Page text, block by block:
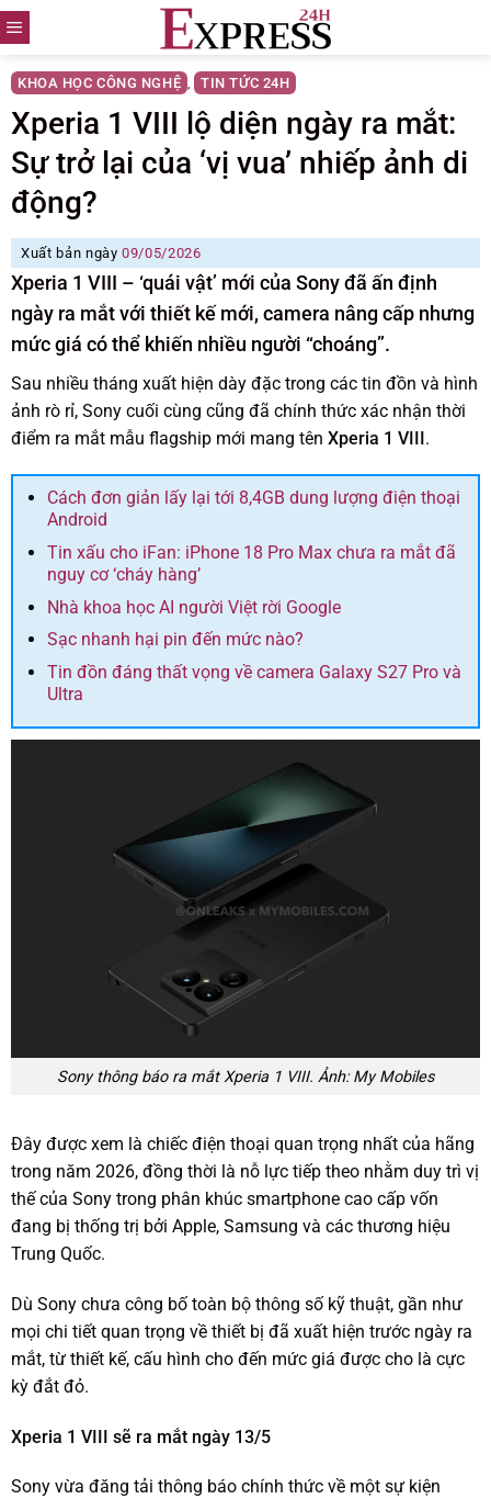
Skip
to
content
KHOA HỌC CÔNG NGHỆ , TIN TỨC 24H
Xperia 1 VIII lộ diện ngày ra mắt:
Sự trở lại của ‘vị vua’ nhiếp ảnh di
động?
Xuất bản ngày09/05/2026
Xperia 1 VIII – ‘quái vật’ mới của Sony đã ấn định
ngày ra mắt với thiết kế mới, camera nâng cấp nhưng
mức giá có thể khiến nhiều người “choáng”.
Sau nhiều tháng xuất hiện dày đặc trong các tin đồn và hình
ảnh rò rỉ, Sony cuối cùng cũng đã chính thức xác nhận thời
điểm ra mắt mẫu flagship mới mang tên Xperia 1 VIII.
Cách đơn giản lấy lại tới 8,4GB dung lượng điện thoại
Android
Tin xấu cho iFan: iPhone 18 Pro Max chưa ra mắt đã
nguy cơ ‘cháy hàng’
Nhà khoa học AI người Việt rời Google
Sạc nhanh hại pin đến mức nào?
Tin đồn đáng thất vọng về camera Galaxy S27 Pro và
Ultra
Sony thông báo ra mắt Xperia 1 VIII. Ảnh: My Mobiles
Đây được xem là chiếc điện thoại quan trọng nhất của hãng
trong năm 2026, đồng thời là nỗ lực tiếp theo nhằm duy trì vị
thế của Sony trong phân khúc smartphone cao cấp vốn
đang bị thống trị bởi Apple, Samsung và các thương hiệu
Trung Quốc.
Dù Sony chưa công bố toàn bộ thông số kỹ thuật, gần như
mọi chi tiết quan trọng về thiết bị đã xuất hiện trước ngày ra
mắt, từ thiết kế, cấu hình cho đến mức giá được cho là cực
kỳ đắt đỏ.
Xperia 1 VIII sẽ ra mắt ngày 13/5
Sony vừa đăng tải thông báo chính thức về một sự kiện